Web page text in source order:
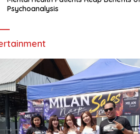
Psychoanalysis